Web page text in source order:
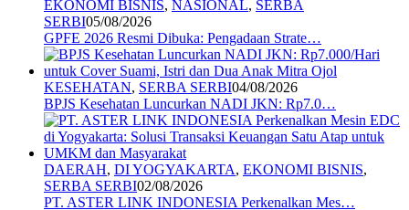
EKONOMI BISNIS, NASIONAL, SERBA
SERBI05/08/2026
GPFE 2026 Resmi Dibuka: Pengadaan Strate…
KESEHATAN, SERBA SERBI04/08/2026
BPJS Kesehatan Luncurkan NADI JKN: Rp7.0…
DAERAH, DI YOGYAKARTA, EKONOMI BISNIS,
SERBA SERBI02/08/2026
PT. ASTER LINK INDONESIA Perkenalkan Mes…